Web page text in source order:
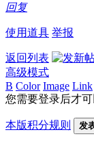
回复
使用道具 举报
返回列表
高级模式
B Color Image Link
您需要登录后才
本版积分规则 发